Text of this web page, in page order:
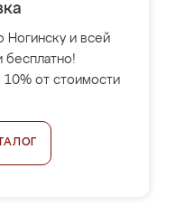
Ногинску и всей
бесплатно!
от стоимости